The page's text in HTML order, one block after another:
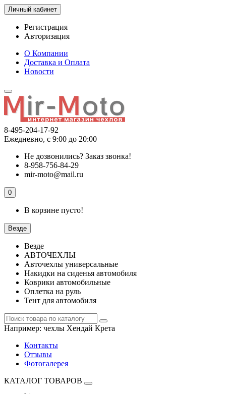
Личный кабинет
Регистрация
Авторизация
О Компании
Доставка и Оплата
Новости
8-495-204-17-92
Ежедневно, с 9:00 до 20:00
Не дозвонились? Заказ звонка!
8-958-756-84-29
mir-moto@mail.ru
0
В корзине пусто!
Везде
Везде
АВТОЧЕХЛЫ
Авточехлы универсальные
Накидки на сиденья автомобиля
Коврики автомобильные
Оплетка на руль
Тент для автомобиля
Например: чехлы Хендай Крета
Контакты
Отзывы
Фотогалерея
КАТАЛОГ ТОВАРОВ